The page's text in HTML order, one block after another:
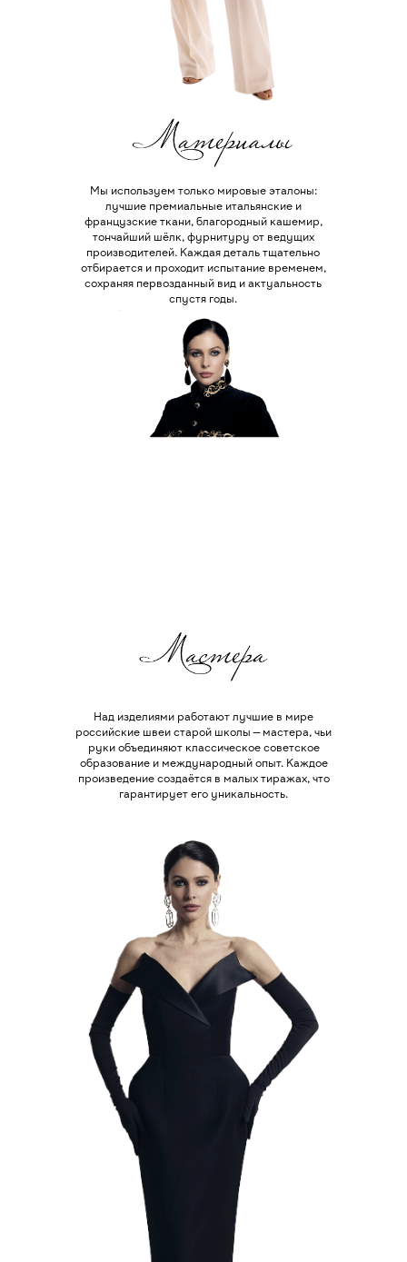
Над изделиями работают лучшие в мире
российские швеи старой школы — мастера, чьи
руки объединяют классическое советское
образование и международный опыт. Каждое
произведение создаётся в малых тиражах, что
гарантирует его уникальность.
Мы используем только мировые эталоны:
лучшие премиальные итальянские и
французские ткани, благородный кашемир,
тончайший шёлк, фурнитуру от ведущих
производителей. Каждая деталь тщательно
отбирается и проходит испытание временем,
сохраняя первозданный вид и актуальность
спустя годы.